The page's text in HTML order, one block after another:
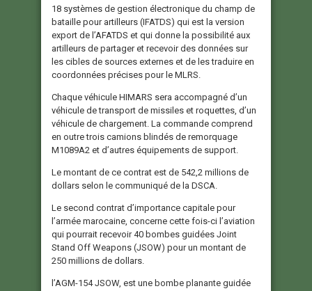
18 systèmes de gestion électronique du champ de
bataille pour artilleurs (IFATDS) qui est la version
export de l’AFATDS et qui donne la possibilité aux
artilleurs de partager et recevoir des données sur
les cibles de sources externes et de les traduire en
coordonnées précises pour le MLRS.
Chaque véhicule HIMARS sera accompagné d’un
véhicule de transport de missiles et roquettes, d’un
véhicule de chargement. La commande comprend
en outre trois camions blindés de remorquage
M1089A2 et d’autres équipements de support.
Le montant de ce contrat est de 542,2 millions de
dollars selon le communiqué de la DSCA.
Le second contrat d’importance capitale pour
l’armée marocaine, concerne cette fois-ci l’aviation
qui pourrait recevoir 40 bombes guidées Joint
Stand Off Weapons (JSOW) pour un montant de
250 millions de dollars.
l’AGM-154 JSOW, est une bombe planante guidée